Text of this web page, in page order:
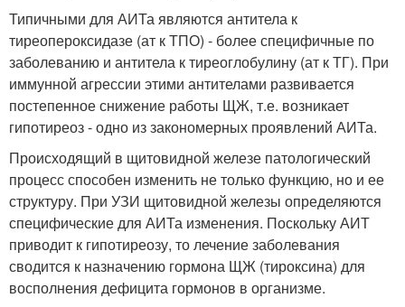
Типичными для АИТа являются антитела к
тиреопероксидазе (ат к ТПО) - более специфичные по
заболеванию и антитела к тиреоглобулину (ат к ТГ). При
иммунной агрессии этими антителами развивается
постепенное снижение работы ЩЖ, т.е. возникает
гипотиреоз - одно из закономерных проявлений АИТа.
Происходящий в щитовидной железе патологический
процесс способен изменить не только функцию, но и ее
структуру. При УЗИ щитовидной железы определяются
специфические для АИТа изменения. Поскольку АИТ
приводит к гипотиреозу, то лечение заболевания
сводится к назначению гормона ЩЖ (тироксина) для
восполнения дефицита гормонов в организме.